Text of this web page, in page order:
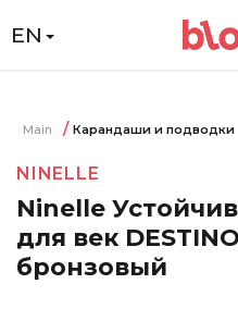
EN
Main Карандаши и подводки
NINELLE
Ninelle
для век
бронзовый